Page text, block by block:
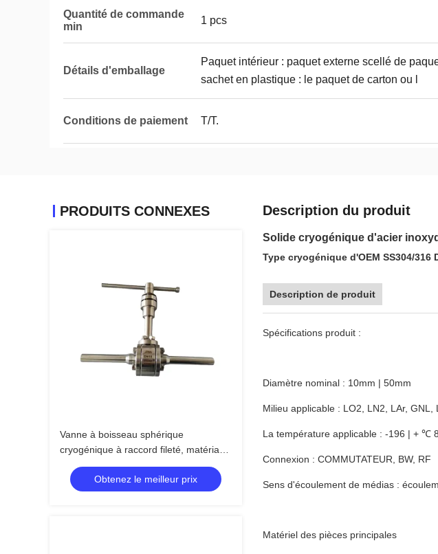
Quantité de commande
min
1 pcs
Détails d'emballage
Paquet intérieur : paquet externe scellé de
sachet en plastique : le paquet de carton ou l
Conditions de paiement T/T.
PRODUITS CONNEXES
Vanne à boisseau sphérique
cryogénique à raccord fileté, matériau
de siège PCTFE pour basses
températuresObtenez le meilleur prix
Description du produit
Solide cryogénique d'acier
Type cryogénique d'OEM SS304/
Description de produit
Spécifications produit :
Diamètre nominal : 10mm | 50mm
Milieu applicable : LO2, LN2, LAr, GNL,
La température applicable : -196 | + ℃
Connexion : COMMUTATEUR, BW, RF
Sens d'écoulement de médias :
Matériel des pièces principales